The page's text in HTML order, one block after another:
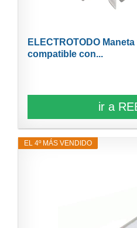
ELECTROTODO
compatible con...
ir a
EL 4º MÁS VENDIDO